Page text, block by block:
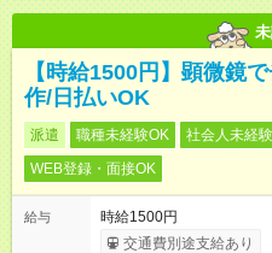
【時給1500円】顕微鏡
作/日払いOK
派遣 職種未経験OK 社会人未経
WEB登録・面接OK
給与
時給1500円
交通費別途支給あり